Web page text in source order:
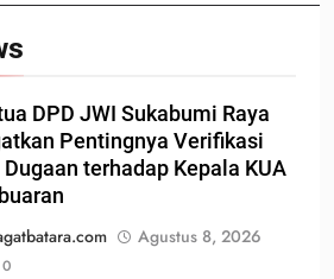
DPD JWI Sukabumi Raya
Pentingnya Verifikasi
Dugaan terhadap Kepala KUA
Agustus 8, 2026
0